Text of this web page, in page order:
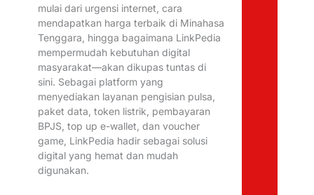
mulai dari urgensi internet, cara
mendapatkan harga terbaik di Minahasa
Tenggara, hingga bagaimana LinkPedia
mempermudah kebutuhan digital
masyarakat—akan dikupas tuntas di
sini. Sebagai platform yang
menyediakan layanan pengisian pulsa,
paket data, token listrik, pembayaran
BPJS, top up e-wallet, dan voucher
game, LinkPedia hadir sebagai solusi
digital yang hemat dan mudah
digunakan.